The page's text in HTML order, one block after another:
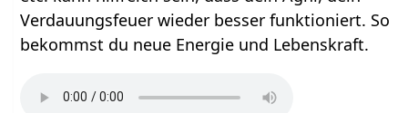
Verdauungsfeuer wieder besser funktioniert. So
bekommst du neue Energie und Lebenskraft.